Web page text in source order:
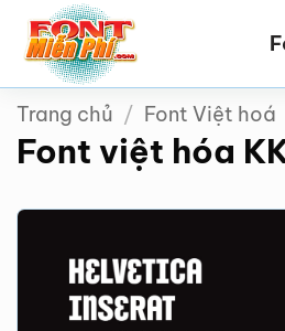
qua
dung
Trang chủ / Font Việt hoá
Font việt hóa